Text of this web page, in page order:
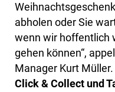
abholen oder Sie
wenn wir hoffentlich
gehen können“,
Manager Kurt Müller.
Click & Collect und